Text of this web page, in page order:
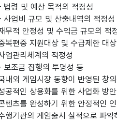
령 및 예산 목적의 적정성
업비 규모 및 산출내역의 적정성
무적 안정성 및 수익금 규모의 적
복편중 지원대상 및 수급제한 대
업관리체계의 적정성
조금 집행의 투명성 등
내외 게임시장 동향이 반영된 창
공적인 상용화를 위한 사업화 방
텐츠를 완성하기 위한 안정적인
행기관의 게임출시 실적으로 파악